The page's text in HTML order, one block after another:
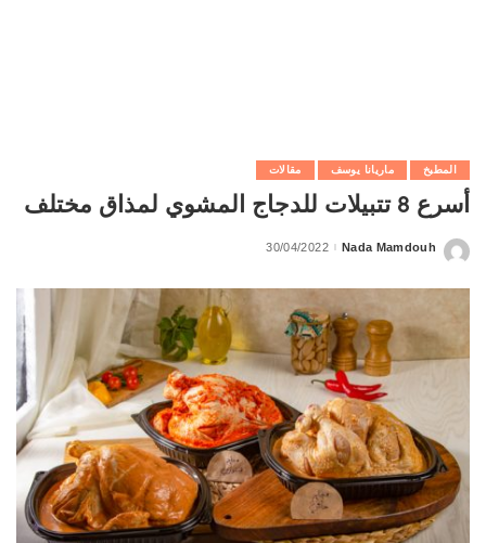
المطبخ ماريانا يوسف مقالات
أسرع 8 تتبيلات للدجاج المشوي لمذاق مختلف
Posted
Nada Mamdouh
30/04/2022